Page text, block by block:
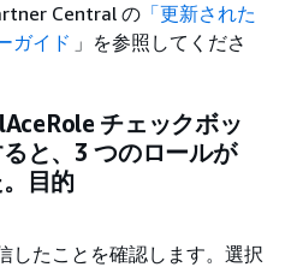
Central の 「更新された
ガイド 」を参照してくださ
チェックボッ
と、3 つのロールが
目的
したことを確認します。選択